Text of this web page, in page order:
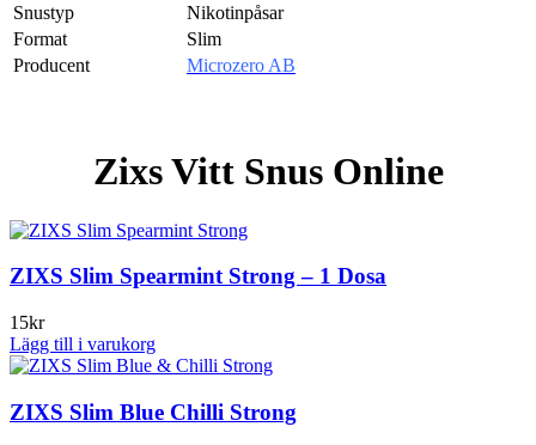
Snustyp
Nikotinpåsar
Format
Slim
Producent
Microzero AB
Zixs Vitt Snus Online
ZIXS Slim Spearmint Strong – 1 Dosa
15kr
Lägg till i varukorg
ZIXS Slim Blue Chilli Strong